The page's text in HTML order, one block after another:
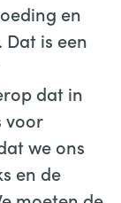
en
is een
dat in
voor
we ons
en de